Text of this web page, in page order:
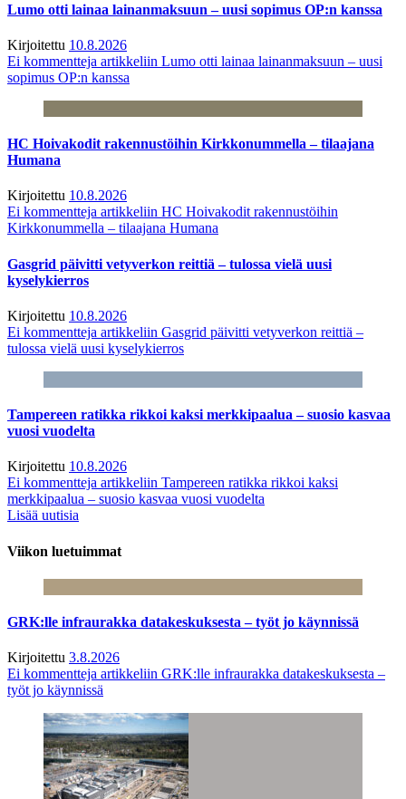
Lumo otti lainaa lainanmaksuun – uusi sopimus OP:n kanssa
Kirjoitettu 10.8.2026
Ei kommentteja artikkeliin Lumo otti lainaa lainanmaksuun – uusi
sopimus OP:n kanssa
HC Hoivakodit rakennustöihin Kirkkonummella – tilaajana
Humana
Kirjoitettu 10.8.2026
Ei kommentteja artikkeliin HC Hoivakodit rakennustöihin
Kirkkonummella – tilaajana Humana
Gasgrid päivitti vetyverkon reittiä – tulossa vielä uusi
kyselykierros
Kirjoitettu 10.8.2026
Ei kommentteja artikkeliin Gasgrid päivitti vetyverkon reittiä –
tulossa vielä uusi kyselykierros
Tampereen ratikka rikkoi kaksi merkkipaalua – suosio kasvaa
vuosi vuodelta
Kirjoitettu 10.8.2026
Ei kommentteja artikkeliin Tampereen ratikka rikkoi kaksi
merkkipaalua – suosio kasvaa vuosi vuodelta
Lisää uutisia
Viikon luetuimmat
GRK:lle infraurakka datakeskuksesta – työt jo käynnissä
Kirjoitettu 3.8.2026
Ei kommentteja artikkeliin GRK:lle infraurakka datakeskuksesta –
työt jo käynnissä